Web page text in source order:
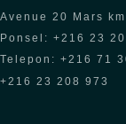
Avenue 20 Mars
Ponsel: +216 23
Telepon: +216 71
+216 23 208 973